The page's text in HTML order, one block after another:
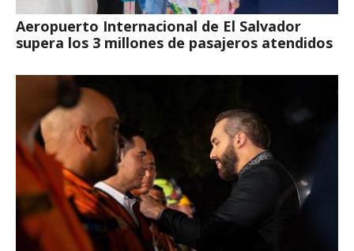
Aeropuerto Internacional de El Salvador
supera los 3 millones de pasajeros atendidos